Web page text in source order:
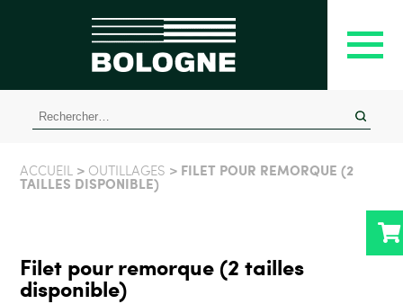
Rechercher :
ACCUEIL > OUTILLAGES > FILET POUR REMORQUE (2
TAILLES DISPONIBLE)
Filet pour remorque (2 tailles
disponible)